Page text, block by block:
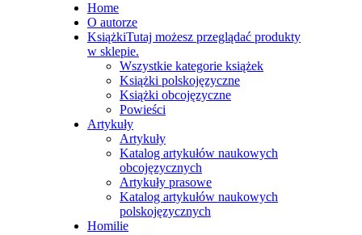
Home
O autorze
KsiążkiTutaj możesz przeglądać produkty
w sklepie.
Wszystkie kategorie książek
Książki polskojęzyczne
Książki obcojęzyczne
Powieści
Artykuły
Artykuły
Katalog artykułów naukowych
obcojęzycznych
Artykuły prasowe
Katalog artykułów naukowych
polskojęzycznych
Homilie